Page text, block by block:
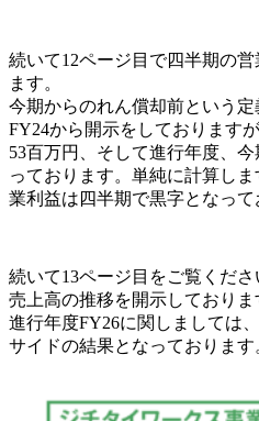
続いて12ページ目で四半期の
ます。
今期からのれん償却前という定
FY24から開示をしております
53百万円、そして進行年度、
っております。 単純に計算し
業利益は四半期で黒字となって
続いて13ページ目をご覧くだ
売上高の推移を開示しておりま
進行年度FY26に関しましては
サイドの結果となっております